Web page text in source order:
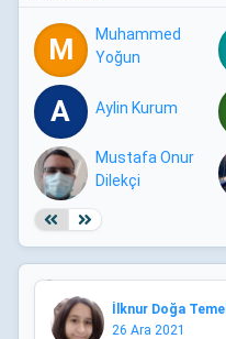
M
Muhammed
Yoğun
A Aylin Kurum
Mustafa Onur
Dilekçi
İlknur Doğa Temel
26 Ara 2021